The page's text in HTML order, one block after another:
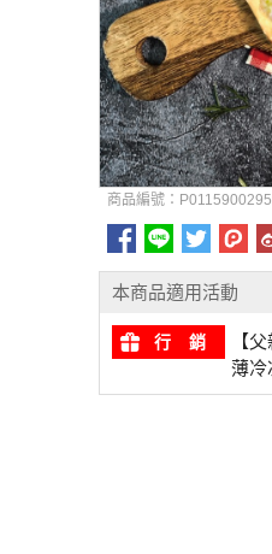
商品編號：
本商品適用活動
行 銷
【
薄冷